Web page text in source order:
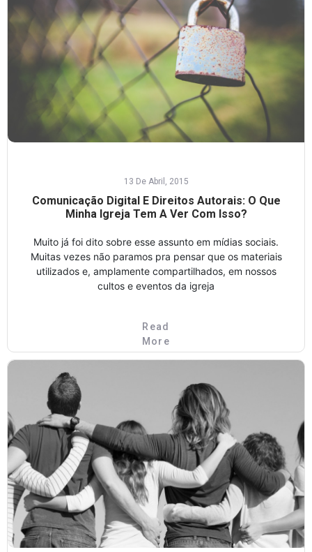
13 De Abril, 2015
Comunicação Digital E Direitos Autorais: O Que
Minha Igreja Tem A Ver Com Isso?
Muito já foi dito sobre esse assunto em mídias sociais.
Muitas vezes não paramos pra pensar que os materiais
utilizados e, amplamente compartilhados, em nossos
cultos e eventos da igreja
Read
More